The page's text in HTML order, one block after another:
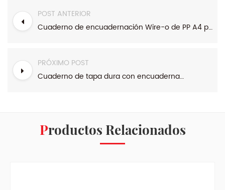
POST ANTERIOR
Cuaderno de encuadernación Wire-o de PP A4 para estudiantes universitarios
PRÓXIMO POST
Cuaderno de tapa dura con encuadernación A5 de Plant Flower Range
Productos Relacionados